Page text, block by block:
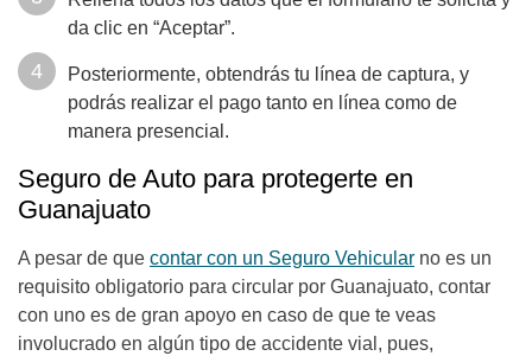
da clic en “Aceptar”.
Posteriormente, obtendrás tu línea de captura, y
podrás realizar el pago tanto en línea como de
manera presencial.
Seguro de Auto para protegerte en
Guanajuato
A pesar de que contar con un Seguro Vehicular no es un
requisito obligatorio para circular por Guanajuato, contar
con uno es de gran apoyo en caso de que te veas
involucrado en algún tipo de accidente vial, pues,